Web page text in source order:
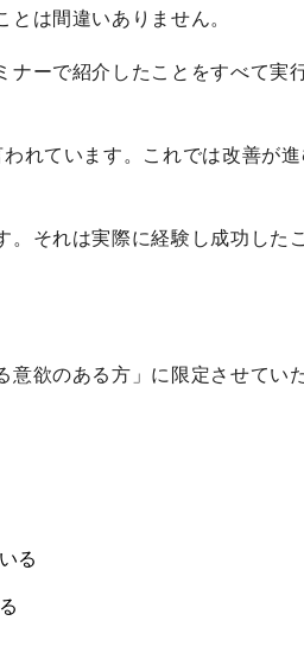
は間違いありません。
ーで紹介したことをすべて実
れています。これでは改善が
。それは実際に経験し成功した
欲のある方」に限定させてい
る